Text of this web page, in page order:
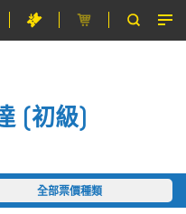
(初級)
全部票價種類